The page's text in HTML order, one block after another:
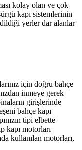
kolay olan ve çok
kapı sistemlerinin
yerler dar alanlar
için doğru bahçe
inmeye gerek
girişlerinde
bahçe kapı
tipi elbette
kapı motorları
kullanılan motorları,